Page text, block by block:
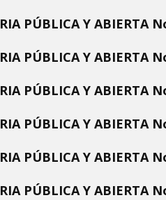
PÚBLICA Y ABIERTA
PÚBLICA Y ABIERTA
PÚBLICA Y ABIERTA
PÚBLICA Y ABIERTA
PÚBLICA Y ABIERTA
PÚBLICA Y ABIERTA